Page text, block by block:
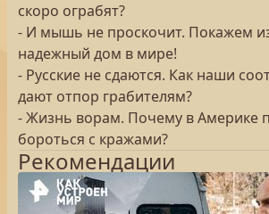
скоро ограбят?
- И мышь не проскочит. Покажем
надежный дом в мире!
- Русские не сдаются. Как наши
дают отпор грабителям?
- Жизнь ворам. Почему в Америке
бороться с кражами?
Рекомендации